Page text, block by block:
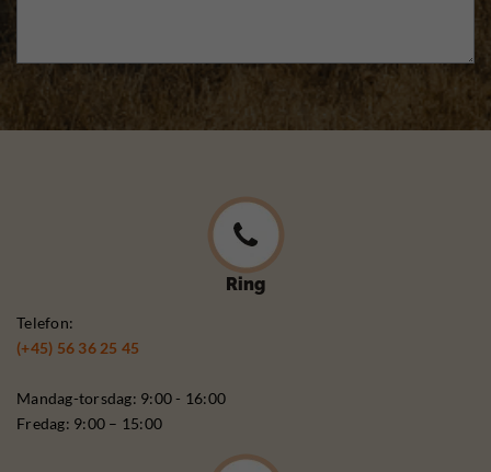
Ring
Telefon:
(+45) 56 36 25 45
Mandag-torsdag: 9:00 - 16:00
Fredag: 9:00 – 15:00